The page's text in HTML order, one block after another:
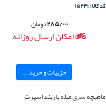
کد کالا : ۱۵۴۳۱
۲۸۵/۰۰۰تومان
امکان ارسال روزانه
جزییات و خرید ...
ماهیچه سری میله باربند اسپرت